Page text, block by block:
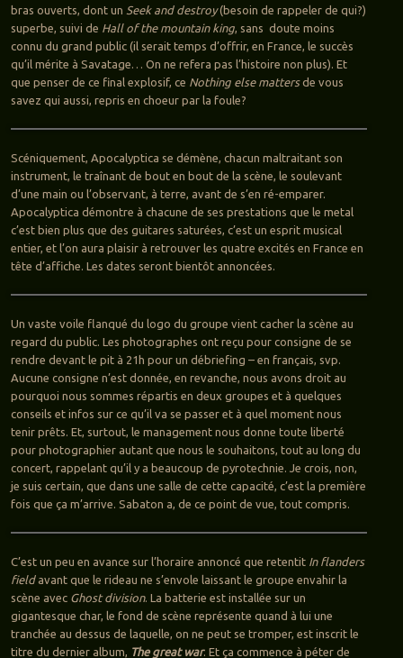
bras ouverts, dont un Seek and destroy(besoin de rappeler de qui?)
superbe, suivi de Hall of the mountain king, sans doute moins
connu du grand public (il serait temps d’offrir, en France, le succès
qu’il mérite à Savatage… On ne refera pas l’histoire non plus). Et
que penser de ce final explosif, ce Nothing else mattersde vous
savez qui aussi, repris en choeur par la foule?
Scéniquement, Apocalyptica se démène, chacun maltraitant son
instrument, le traînant de bout en bout de la scène, le soulevant
d’une main ou l’observant, à terre, avant de s’en ré-emparer.
Apocalyptica démontre à chacune de ses prestations que le metal
c’est bien plus que des guitares saturées, c’est un esprit musical
entier, et l’on aura plaisir à retrouver les quatre excités en France en
tête d’affiche. Les dates seront bientôt annoncées.
Un vaste voile flanqué du logo du groupe vient cacher la scène au
regard du public. Les photographes ont reçu pour consigne de se
rendre devant le pit à 21h pour un débriefing – en français, svp.
Aucune consigne n’est donnée, en revanche, nous avons droit au
pourquoi nous sommes répartis en deux groupes et à quelques
conseils et infos sur ce qu’il va se passer et à quel moment nous
tenir prêts. Et, surtout, le management nous donne toute liberté
pour photographier autant que nous le souhaitons, tout au long du
concert, rappelant qu’il y a beaucoup de pyrotechnie. Je crois, non,
je suis certain, que dans une salle de cette capacité, c’est la première
fois que ça m’arrive. Sabaton a, de ce point de vue, tout compris.
C’est un peu en avance sur l’horaire annoncé que retentit In flanders
fieldavant que le rideau ne s’envole laissant le groupe envahir la
scène avec Ghost division. La batterie est installée sur un
gigantesque char, le fond de scène représente quand à lui une
tranchée au dessus de laquelle, on ne peut se tromper, est inscrit le
titre du dernier album, The great war. Et ça commence à péter de